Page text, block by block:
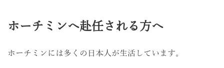
ホーチミンへ赴任される方へ
ホーチミンには多くの日本人が生活しています。